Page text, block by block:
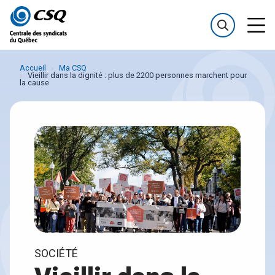
Passer
au
menu
Passer
au
contenu
Accueil
Ma CSQ
Vieillir dans la dignité : plus de 2200 personnes marchent pour
la cause
SOCIÉTÉ